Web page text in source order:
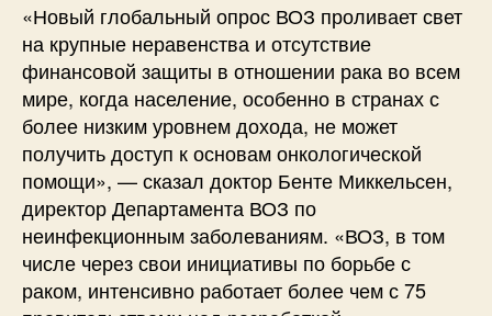
«Новый глобальный опрос ВОЗ проливает свет
на крупные неравенства и отсутствие
финансовой защиты в отношении рака во всем
мире, когда население, особенно в странах с
более низким уровнем дохода, не может
получить доступ к основам онкологической
помощи», — сказал доктор Бенте Миккельсен,
директор Департамента ВОЗ по
неинфекционным заболеваниям. «ВОЗ, в том
числе через свои инициативы по борьбе с
раком, интенсивно работает более чем с 75